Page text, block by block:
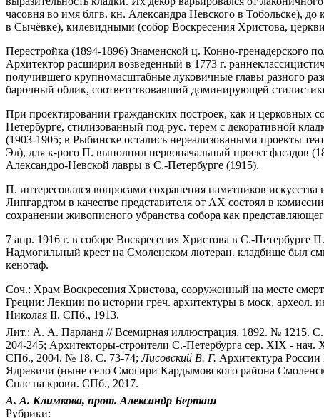
часовня во имя блгв. кн. Александра Невского в Тобольске),
в Сычёвке), килевидными (собор Воскресения Христова,
Перестройка (1894-1896) Знаменской ц. Конно-гренадерского
Архитектор расширил возведенный в 1773 г.
получившего крупномасштабные луковичные главы разного
барочный облик, соответствовавший доминирующей
При проектировании гражданских построек, как и
Петербурге, стилизованный под рус. терем с декоративной
(1903-1905; в Рыбинске остались нереализоваными проекты
Эл), для к-рого П. выполнил первоначальный проект фасадов
Александро-Невской лавры в С.-Петербурге (1915).
П. интересовался вопросами сохранения памятников
Липгардтом в качестве представителя от АХ состоял в
сохранении живописного убранства собора как
7 апр. 1916 г. в соборе Воскресения Христова в С.-
Надмогильный крест на Смоленском лютеран. кладбище был
кенотаф.
Соч.: Храм Воскресения Христова, сооруженный на месте
Греции: Лекции по истории греч. архитектуры в моск.
Николая II. СПб., 1913.
Лит.: А. А. Парланд // Всемирная иллюстрация. 1892. № 1215. С.
204-245; Архитекторы-строители С.-Петербурга сер. XIX -
СПб., 2004. № 18. С. 73-74;Лисовский В. Г. Архитектура
Ядревичи (ныне село Смогири Кардымовского района
Спас на крови. СПб., 2017.
А. А. Климкова, прот. Александр Берташ
Рубрики: